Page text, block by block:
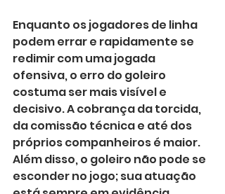
Enquanto os jogadores de linha
podem errar e rapidamente se
redimir com uma jogada
ofensiva, o erro do goleiro
costuma ser mais visível e
decisivo. A cobrança da torcida,
da comissão técnica e até dos
próprios companheiros é maior.
Além disso, o goleiro não pode se
esconder no jogo; sua atuação